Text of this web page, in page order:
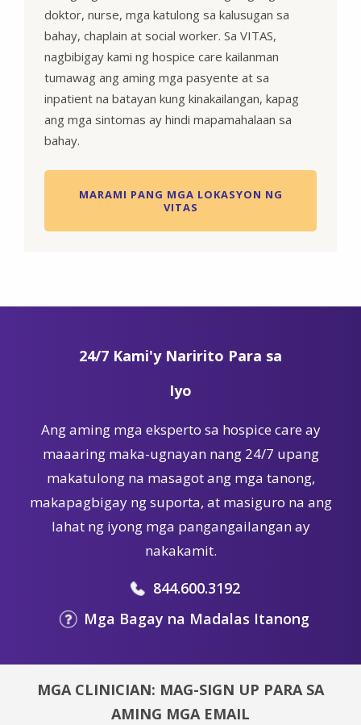
doktor, nurse, mga katulong sa kalusugan sa
bahay, chaplain at social worker. Sa VITAS,
nagbibigay kami ng hospice care kailanman
tumawag ang aming mga pasyente at sa
inpatient na batayan kung kinakailangan, kapag
ang mga sintomas ay hindi mapamahalaan sa
bahay.
MARAMI PANG MGA LOKASYON NG
VITAS
24/7 Kami'y Naririto Para sa
Iyo
Ang aming mga eksperto sa hospice care ay
maaaring maka-ugnayan nang 24/7 upang
makatulong na masagot ang mga tanong,
makapagbigay ng suporta, at masiguro na ang
lahat ng iyong mga pangangailangan ay
nakakamit.
844.600.3192
Mga Bagay na Madalas Itanong
MGA CLINICIAN: MAG-SIGN UP PARA SA
AMING MGA EMAIL